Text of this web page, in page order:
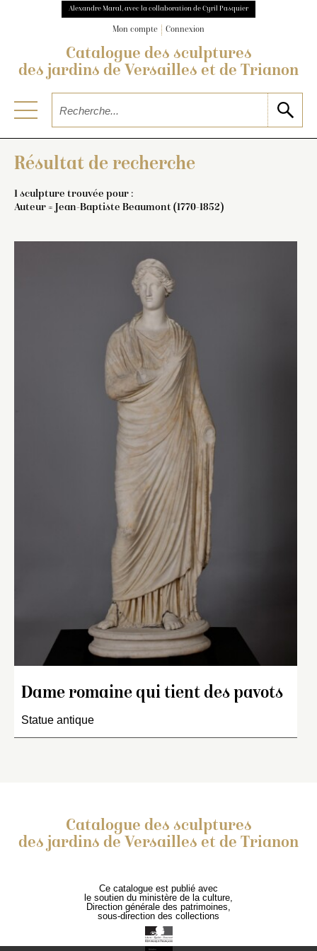
Alexandre Maral, avec la collaboration de Cyril Pasquier
Mon compte Connexion
Catalogue des sculptures
des jardins de Versailles et de Trianon
Résultat de recherche
1 sculpture trouvée pour :
Auteur = Jean-Baptiste Beaumont (1770-1852)
Dame romaine qui tient des pavots
Statue antique
Catalogue des sculptures
des jardins de Versailles et de Trianon
Ce catalogue est publié avec
le soutien du ministère de la culture,
Direction générale des patrimoines,
sous-direction des collections